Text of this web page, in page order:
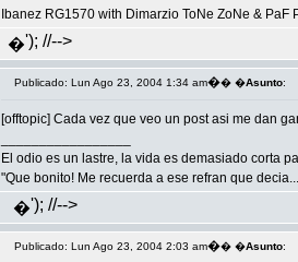
Ibanez RG1570 with Dimarzio ToNe ZoNe &
�'); //-->
Publicado: Lun Ago 23, 2004 1:34 am�� �Asunto:
[offtopic] Cada vez que veo un post asi me dan
El odio es un lastre, la vida es demasiado corta
"Que bonito! Me recuerda a ese refran que
�'); //-->
Publicado: Lun Ago 23, 2004 2:03 am�� �Asunto: